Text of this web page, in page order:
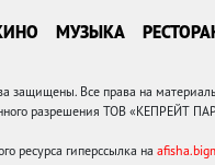
МУЗЫКА
Все права на
разрешения ТОВ «КЕПРЕЙТ
ресурса гиперссылка на